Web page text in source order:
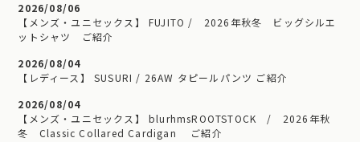
2026/08/06
【メンズ・ユニセックス】 FUJITO / 2026年秋冬 ビッグシルエ
ットシャツ ご紹介
2026/08/04
【レディース】 SUSURI / 26AW タピールパンツ ご紹介
2026/08/04
【メンズ・ユニセックス】 blurhmsROOTSTOCK / 2026年秋
冬 Classic Collared Cardigan ご紹介